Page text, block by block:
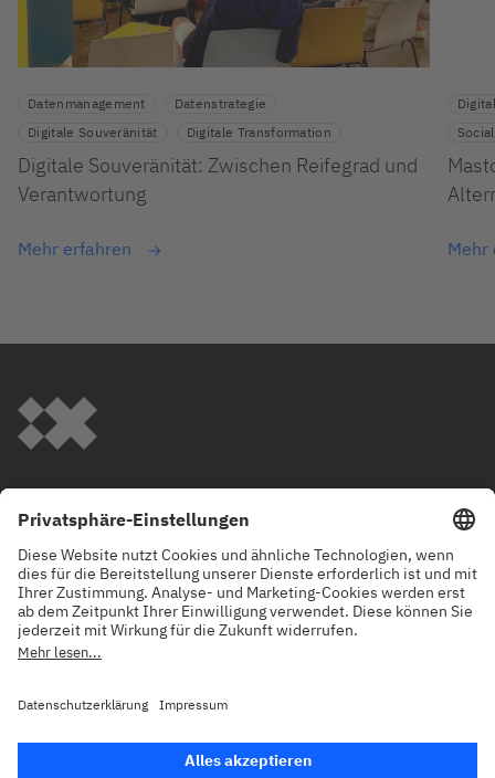
Datenmanagement
Datenstrategie
Digitale Souveränität
Digitale Transformation
Digitale Souveränität: Zwischen Reifegrad und
Verantwortung
Mehr erfahren
Erhalten Sie Neuigkeiten zu unseren Events, Blogartikeln
und Projekten direkt in Ihr Postfach!
Impressum und Datenschutz